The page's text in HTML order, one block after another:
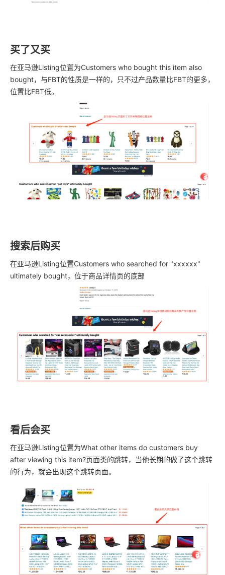
买了又买
在亚马逊Listing位置为Customers who bought this item also
bought，与FBT的性质是一样的，只不过产品数量比FBT的更多，
位置比FBT低。
搜索后购买
在亚马逊Listing位置Customers who searched for "xxxxxx"
ultimately bought，位于商品详情页的底部
看后会买
在亚马逊Listing位置为What other items do customers buy
after viewing this item?页面类的跳转，当他长期的做了这个跳转
的行为，就会出现这个跳转页面。